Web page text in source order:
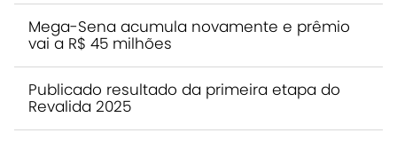
Mega-Sena acumula novamente e prêmio
vai a R$ 45 milhões
Publicado resultado da primeira etapa do
Revalida 2025